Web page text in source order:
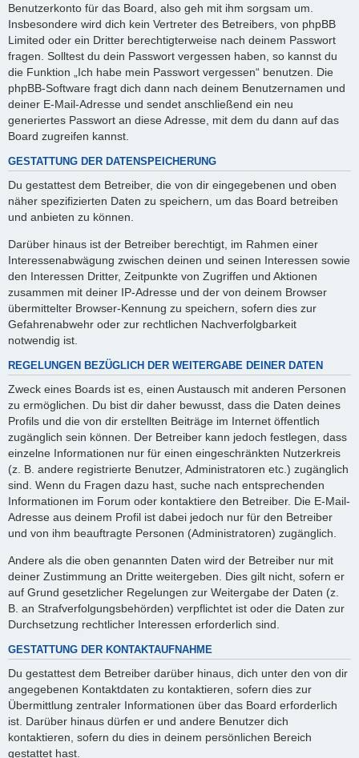
Benutzerkonto für das Board, also geh mit ihm sorgsam um.
Insbesondere wird dich kein Vertreter des Betreibers, von phpBB
Limited oder ein Dritter berechtigterweise nach deinem Passwort
fragen. Solltest du dein Passwort vergessen haben, so kannst du
die Funktion „Ich habe mein Passwort vergessen“ benutzen. Die
phpBB-Software fragt dich dann nach deinem Benutzernamen und
deiner E-Mail-Adresse und sendet anschließend ein neu
generiertes Passwort an diese Adresse, mit dem du dann auf das
Board zugreifen kannst.
GESTATTUNG DER DATENSPEICHERUNG
Du gestattest dem Betreiber, die von dir eingegebenen und oben
näher spezifizierten Daten zu speichern, um das Board betreiben
und anbieten zu können.
Darüber hinaus ist der Betreiber berechtigt, im Rahmen einer
Interessenabwägung zwischen deinen und seinen Interessen sowie
den Interessen Dritter, Zeitpunkte von Zugriffen und Aktionen
zusammen mit deiner IP-Adresse und der von deinem Browser
übermittelter Browser-Kennung zu speichern, sofern dies zur
Gefahrenabwehr oder zur rechtlichen Nachverfolgbarkeit
notwendig ist.
REGELUNGEN BEZÜGLICH DER WEITERGABE DEINER DATEN
Zweck eines Boards ist es, einen Austausch mit anderen Personen
zu ermöglichen. Du bist dir daher bewusst, dass die Daten deines
Profils und die von dir erstellten Beiträge im Internet öffentlich
zugänglich sein können. Der Betreiber kann jedoch festlegen, dass
einzelne Informationen nur für einen eingeschränkten Nutzerkreis
(z. B. andere registrierte Benutzer, Administratoren etc.) zugänglich
sind. Wenn du Fragen dazu hast, suche nach entsprechenden
Informationen im Forum oder kontaktiere den Betreiber. Die E-Mail-
Adresse aus deinem Profil ist dabei jedoch nur für den Betreiber
und von ihm beauftragte Personen (Administratoren) zugänglich.
Andere als die oben genannten Daten wird der Betreiber nur mit
deiner Zustimmung an Dritte weitergeben. Dies gilt nicht, sofern er
auf Grund gesetzlicher Regelungen zur Weitergabe der Daten (z.
B. an Strafverfolgungsbehörden) verpflichtet ist oder die Daten zur
Durchsetzung rechtlicher Interessen erforderlich sind.
GESTATTUNG DER KONTAKTAUFNAHME
Du gestattest dem Betreiber darüber hinaus, dich unter den von dir
angegebenen Kontaktdaten zu kontaktieren, sofern dies zur
Übermittlung zentraler Informationen über das Board erforderlich
ist. Darüber hinaus dürfen er und andere Benutzer dich
kontaktieren, sofern du dies in deinem persönlichen Bereich
gestattet hast.